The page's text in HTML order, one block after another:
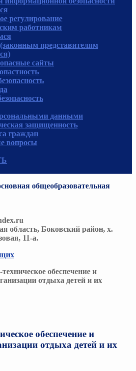
регулирование
работникам
представителям
сайты
данными
защищенность
граждан
вопросы
общеобразовательная
область, Боковский район, х.
11-а.
обеспечение и
отдыха детей и их
обеспечение и
отдыха детей и их